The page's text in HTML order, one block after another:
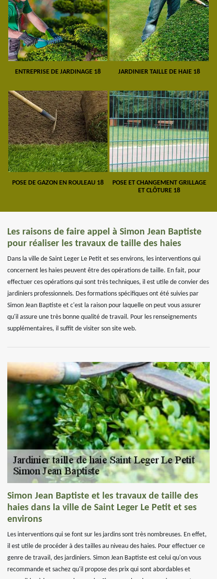
ENTREPRISE DE JARDINAGE 18 JARDINIER TAILLE DE HAIE 18
POSE DE GAZON EN ROULEAU 18
POSE ET CHANGEMENT GRILLAGE
ET CLÔTURE 18
Les raisons de faire appel à Simon Jean Baptiste
pour réaliser les travaux de taille des haies
Dans la ville de Saint Leger Le Petit et ses environs, les interventions qui
concernent les haies peuvent être des opérations de taille. En fait, pour
effectuer ces opérations qui sont très techniques, il est utile de convier des
jardiniers professionnels. Des formations spécifiques ont été suivies par
Simon Jean Baptiste et c'est la raison pour laquelle on peut vous assurer
qu'il assure une très bonne qualité de travail. Pour les renseignements
supplémentaires, il suffit de visiter son site web.
Simon Jean Baptiste et les travaux de taille des
haies dans la ville de Saint Leger Le Petit et ses
environs
Les interventions qui se font sur les jardins sont très nombreuses. En effet,
il est utile de procéder à des tailles au niveau des haies. Pour effectuer ce
genre de travail, des jardiniers. Simon Jean Baptiste est celui qu'on vous
recommande et sachez qu'il propose des prix qui sont abordables et